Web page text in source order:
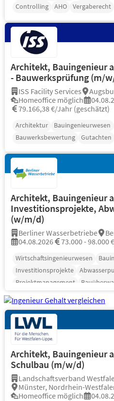
Controlling AHO Vergaberecht
Architekt, Bauingenieur
- Bauwerksprüfung (m/
ISS Facility Services
Homeoffice möglich
79.166,38 €/Jahr (geschätzt)
Architektur Bauingenieurwesen
Bauwerksbewertung
Gutachten
Architekt, Bauingenieur
Investitionsprojekte,
(w/m/d)
Berliner Wasserbetriebe
04.08.2026
73.000 - 98.000
Wirtschaftsingenieurwesen
Investitionsprojekte
Projektmanagement
Architekt, Bauingenieur
Schulbau (m/w/d)
Landschaftsverband
Münster, Nordrhein-
Homeoffice möglich